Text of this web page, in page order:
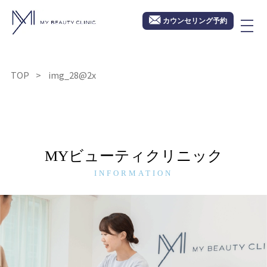
カウンセリング予約
TOP img_28@2x
MYビューティクリニック
INFORMATION